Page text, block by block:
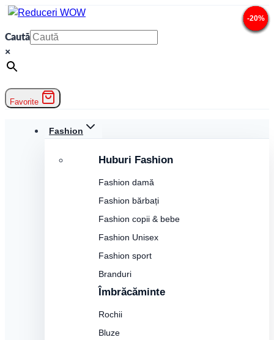
Skip
content
Caută
×
Favorite
Fashion
Huburi Fashion
Fashion damă
Fashion bărbați
Fashion copii & bebe
Fashion Unisex
Fashion sport
Branduri
Îmbrăcăminte
Rochii
Bluze
-20%
-20%
-20%
-20%
-20%
-20%
-20%